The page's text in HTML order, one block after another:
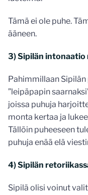
Tämä ei ole puhe.
ääneen.
3) Sipilän intonaatio
Pahimmillaan
”leipäpapin
joissa puhuja
monta kertaa ja
Tällöin puheeseen
puhuja enää elä
4) Sipilän
Sipilä olisi voinut